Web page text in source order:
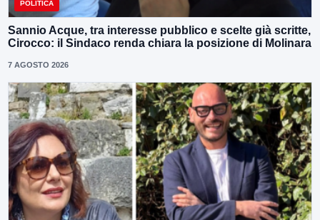
POLITICA
Sannio Acque, tra interesse pubblico e scelte già scritte,
Cirocco: il Sindaco renda chiara la posizione di Molinara
7 AGOSTO 2026